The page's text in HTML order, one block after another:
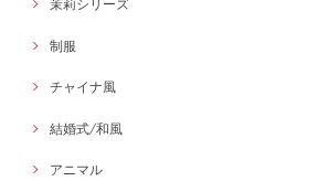
茉莉シリーズ
制服
チャイナ風
結婚式/和風
アニマル